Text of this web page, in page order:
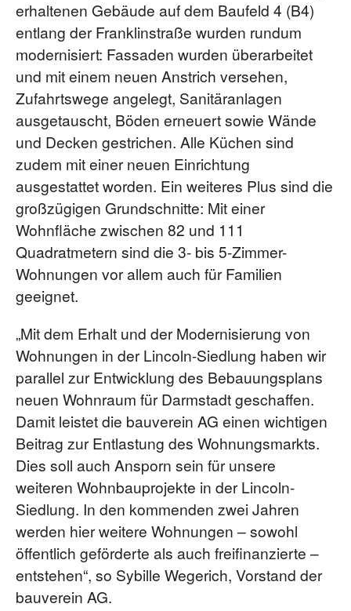
erhaltenen Gebäude auf dem Baufeld 4 (B4)
entlang der Franklin­straße wurden rundum
modernisiert: Fassaden wurden überarbeitet
und mit einem neuen Anstrich versehen,
Zufahrtswege angelegt, Sanitäranlagen
ausgetauscht, Böden erneuert sowie Wände
und Decken gestrichen. Alle Küchen sind
zudem mit einer neuen Einrich­tung
ausgestattet worden. Ein weiteres Plus sind die
großzügigen Grundschnitte: Mit einer
Wohnfläche zwischen 82 und 111
Quadratmetern sind die 3- bis 5-Zimmer-
Wohnungen vor allem auch für Familien
geeignet.
„Mit dem Erhalt und der Modernisierung von
Wohnungen in der Lincoln-Siedlung haben wir
parallel zur Entwicklung des Bebauungsplans
neuen Wohnraum für Darmstadt geschaffen.
Damit leistet die bauverein AG einen wichtigen
Beitrag zur Entlastung des Wohnungsmarkts.
Dies soll auch Ansporn sein für unsere
weiteren Wohnbauprojekte in der Lincoln-
Siedlung. In den kommenden zwei Jahren
werden hier weitere Wohnungen – sowohl
öffentlich geförderte als auch freifinanzierte –
entstehen“, so Sybille Wegerich, Vorstand der
bauverein AG.